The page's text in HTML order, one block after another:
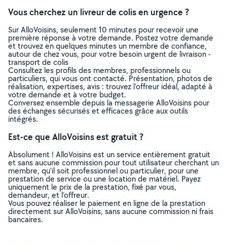
Vous cherchez un livreur de colis en urgence ?
Sur AlloVoisins, seulement 10 minutes pour recevoir une
première réponse à votre demande. Postez votre demande
et trouvez en quelques minutes un membre de confiance,
autour de chez vous, pour votre besoin urgent de livraison -
transport de colis
Consultez les profils des membres, professionnels ou
particuliers, qui vous ont contacté. Présentation, photos de
réalisation, expertises, avis : trouvez l'offreur idéal, adapté à
votre demande et à votre budget.
Conversez ensemble depuis la messagerie AlloVoisins pour
des échanges sécurisés et efficaces grâce aux outils
intégrés.
Est-ce que AlloVoisins est gratuit ?
Absolument ! AlloVoisins est un service entièrement gratuit
et sans aucune commission pour tout utilisateur cherchant un
membre, qu’il soit professionnel ou particulier, pour une
prestation de service ou une location de matériel. Payez
uniquement le prix de la prestation, fixé par vous,
demandeur, et l’offreur.
Vous pouvez réaliser le paiement en ligne de la prestation
directement sur AlloVoisins, sans aucune commission ni frais
bancaires.